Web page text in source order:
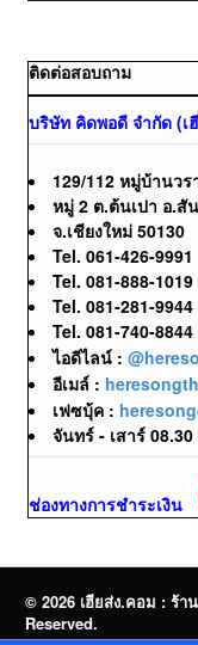
ติดต่อสอบถาม
บริษัท คิดพอดี จำกัด (เ
129/112 หมู่บ้านวร
หมู่ 2 ต.ต้นเปา อ.สั
จ.เชียงใหม่ 50130
Tel. 061-426-9991
Tel. 081-888-1019
Tel. 081-281-9944
Tel. 081-740-8844
ไอดีไลน์ :
อีเมล์ :
เฟซบุ้ค :
จันทร์ - เสาร์
ช่องทางการชำระเงิน
© 2026 เฮียส่ง.คอม : ร้
Reserved.